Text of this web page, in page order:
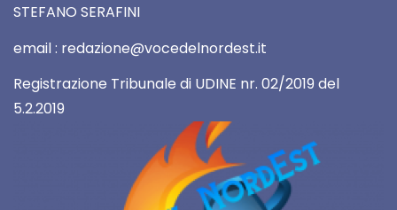
STEFANO SERAFINI
email : redazione@vocedelnordest.it
Registrazione Tribunale di UDINE nr. 02/2019 del
5.2.2019